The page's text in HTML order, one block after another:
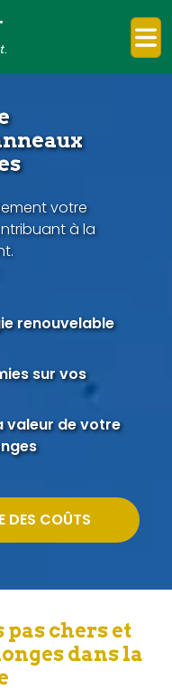
votre
à la
renouvelable
sur vos
valeur de votre
DES COÛTS
chers et
dans la